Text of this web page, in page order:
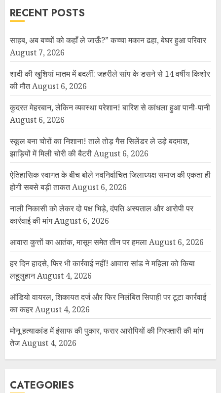
RECENT POSTS
साहब, अब बच्चों को कहाँ ले जाऊँ?” कच्चा मकान ढहा, बेघर हुआ परिवार
August 7, 2026
शादी की खुशियां मातम में बदलीं: जहरीले सांप के डसने से 14 वर्षीय किशोर
की मौतAugust 6, 2026
कुदरत मेहरबान, लेकिन व्यवस्था परेशान! बारिश से कांधला हुआ पानी-पानी
August 6, 2026
स्कूल बना चोरों का निशाना! ताले तोड़ गैस सिलेंडर ले उड़े बदमाश,
झाड़ियों में मिली चोरी की बैटरीAugust 6, 2026
ऐतिहासिक स्वागत के बीच बोले नवनिर्वाचित जिलाध्यक्ष समाज की एकता ही
होगी सबसे बड़ी ताकतAugust 6, 2026
नाली निकासी को लेकर दो पक्ष भिड़े, दंपति अस्पताल और आरोपी पर
कार्रवाई की मांगAugust 6, 2026
आवारा कुत्तों का आतंक, मासूम समेत तीन पर हमलाAugust 6, 2026
हर दिन हादसे, फिर भी कार्रवाई नहीं! आवारा सांड ने महिला को किया
लहूलुहानAugust 4, 2026
ऑडियो वायरल, शिकायत दर्ज और फिर निलंबित सिपाही पर टूटा कार्रवाई
का कहरAugust 4, 2026
मोनू हत्याकांड में इंसाफ की पुकार, फरार आरोपियों की गिरफ्तारी की मांग
तेजAugust 4, 2026
CATEGORIES